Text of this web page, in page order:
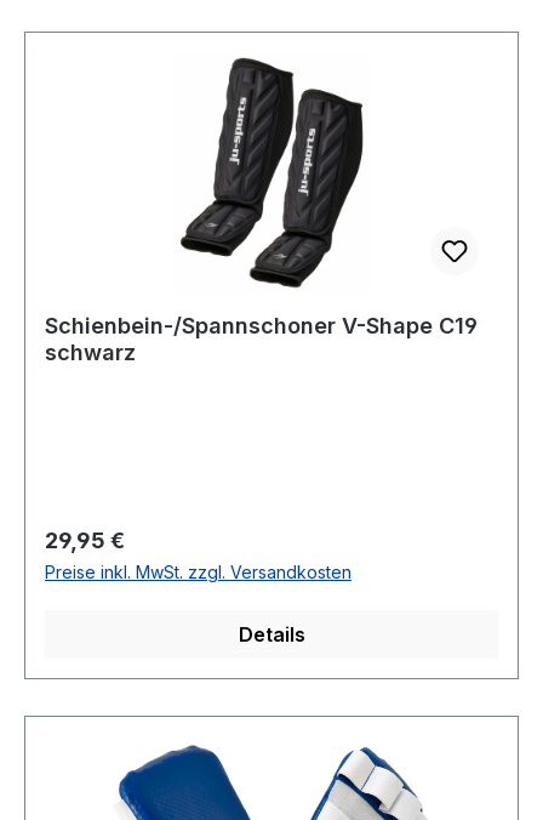
Schienbein-/Spannschoner V-Shape C19
schwarz
Regulärer Preis:
29,95 €
Preise inkl. MwSt. zzgl. Versandkosten
Details